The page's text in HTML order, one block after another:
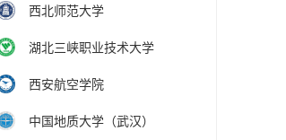
西北师范大学
湖北三峡职业技术大学
西安航空学院
中国地质大学（武汉）